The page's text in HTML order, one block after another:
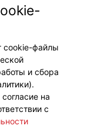
cookie-файлы
и сбора
на
с